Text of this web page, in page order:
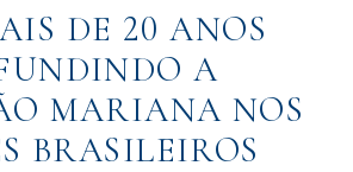
DE 20 ANOS
A
MARIANA NOS
BRASILEIROS